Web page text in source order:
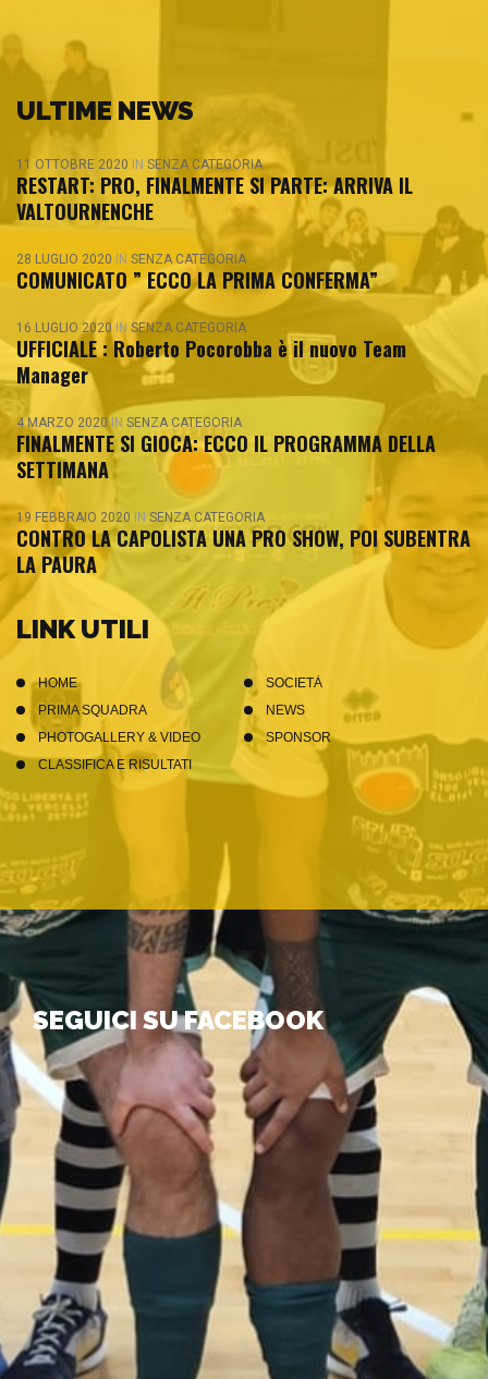
ULTIME NEWS
11 OTTOBRE 2020 IN SENZA CATEGORIA
RESTART: PRO, FINALMENTE SI PARTE: ARRIVA IL
VALTOURNENCHE
28 LUGLIO 2020 IN SENZA CATEGORIA
COMUNICATO ” ECCO LA PRIMA CONFERMA”
16 LUGLIO 2020 IN SENZA CATEGORIA
UFFICIALE : Roberto Pocorobba è il nuovo Team
Manager
4 MARZO 2020 IN SENZA CATEGORIA
FINALMENTE SI GIOCA: ECCO IL PROGRAMMA DELLA
SETTIMANA
19 FEBBRAIO 2020 IN SENZA CATEGORIA
CONTRO LA CAPOLISTA UNA PRO SHOW, POI SUBENTRA
LA PAURA
LINK UTILI
HOME
SOCIETÀ
PRIMA SQUADRA
NEWS
PHOTOGALLERY & VIDEO
SPONSOR
CLASSIFICA E RISULTATI
SEGUICI SU FACEBOOK